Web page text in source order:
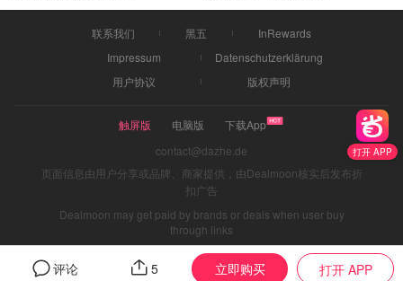
打开 APP
评论 5 立即购买 打开 APP
联系我们 黑五
InRewards
Impressum
Datenschutzerklärung
用户协议
版权声明
触屏版 电脑版
下载App
contact@dazhe.de
页面信息由用户分享或品牌、商家提供，由Dealmoon核实后发布折
扣广告
Dealmoon may get paid by brands or deals when user buy
through links